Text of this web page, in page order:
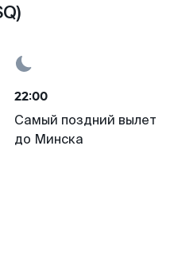
22:00
Самый поздний вылет
до Минска